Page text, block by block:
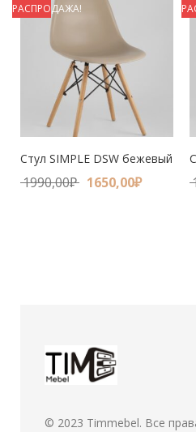
РАСПРОДАЖА!
Стул SIMPLE DSW бежевый
1990,00₽ 1650,00₽
© 2023 Timmebel. Все